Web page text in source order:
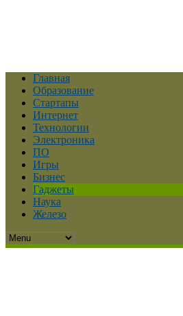
Главная
Образование
Стартапы
Интернет
Технологии
Электроника
ПО
Игры
Бизнес
Гаджеты
Наука
Железо